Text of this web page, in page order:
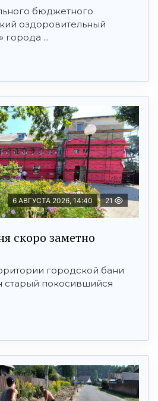
бюджетного
оздоровительный
города ...
6 АВГУСТА 2026, 14:40 21
скоро заметно
городской бани
старый покосившийся